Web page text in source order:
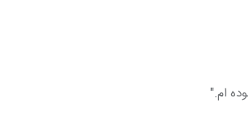
ام."